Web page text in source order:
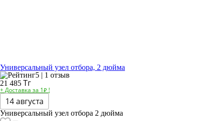
Универсальный узел отбора, 2 дюйма
5 | 1 отзыв
21 485 Тг
+ Доставка за 1₽ !
14 августа
Универсальный узел отбора 2 дюйма